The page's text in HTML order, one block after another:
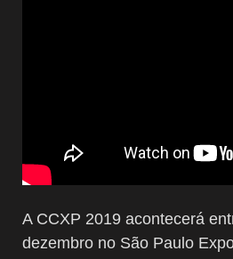
A CCXP 2019 acontecerá
dezembro no São Paulo